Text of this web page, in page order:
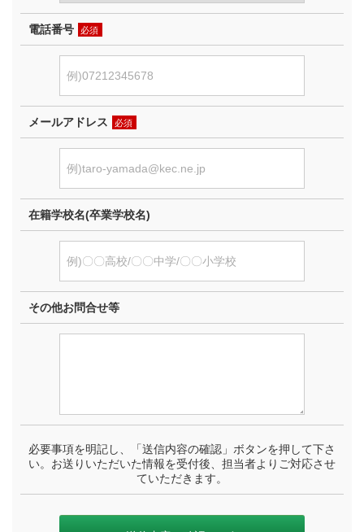
電話番号 必須
メールアドレス 必須
在籍学校名(卒業学校名)
その他お問合せ等
必要事項を明記し、「送信内容の確認」ボタンを押して下さ
い。お送りいただいた情報を受付後、担当者よりご対応させ
ていただきます。